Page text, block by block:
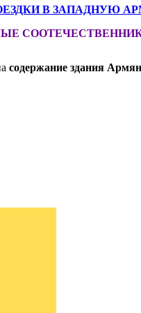
В ЗАПАДНУЮ
содержание здания